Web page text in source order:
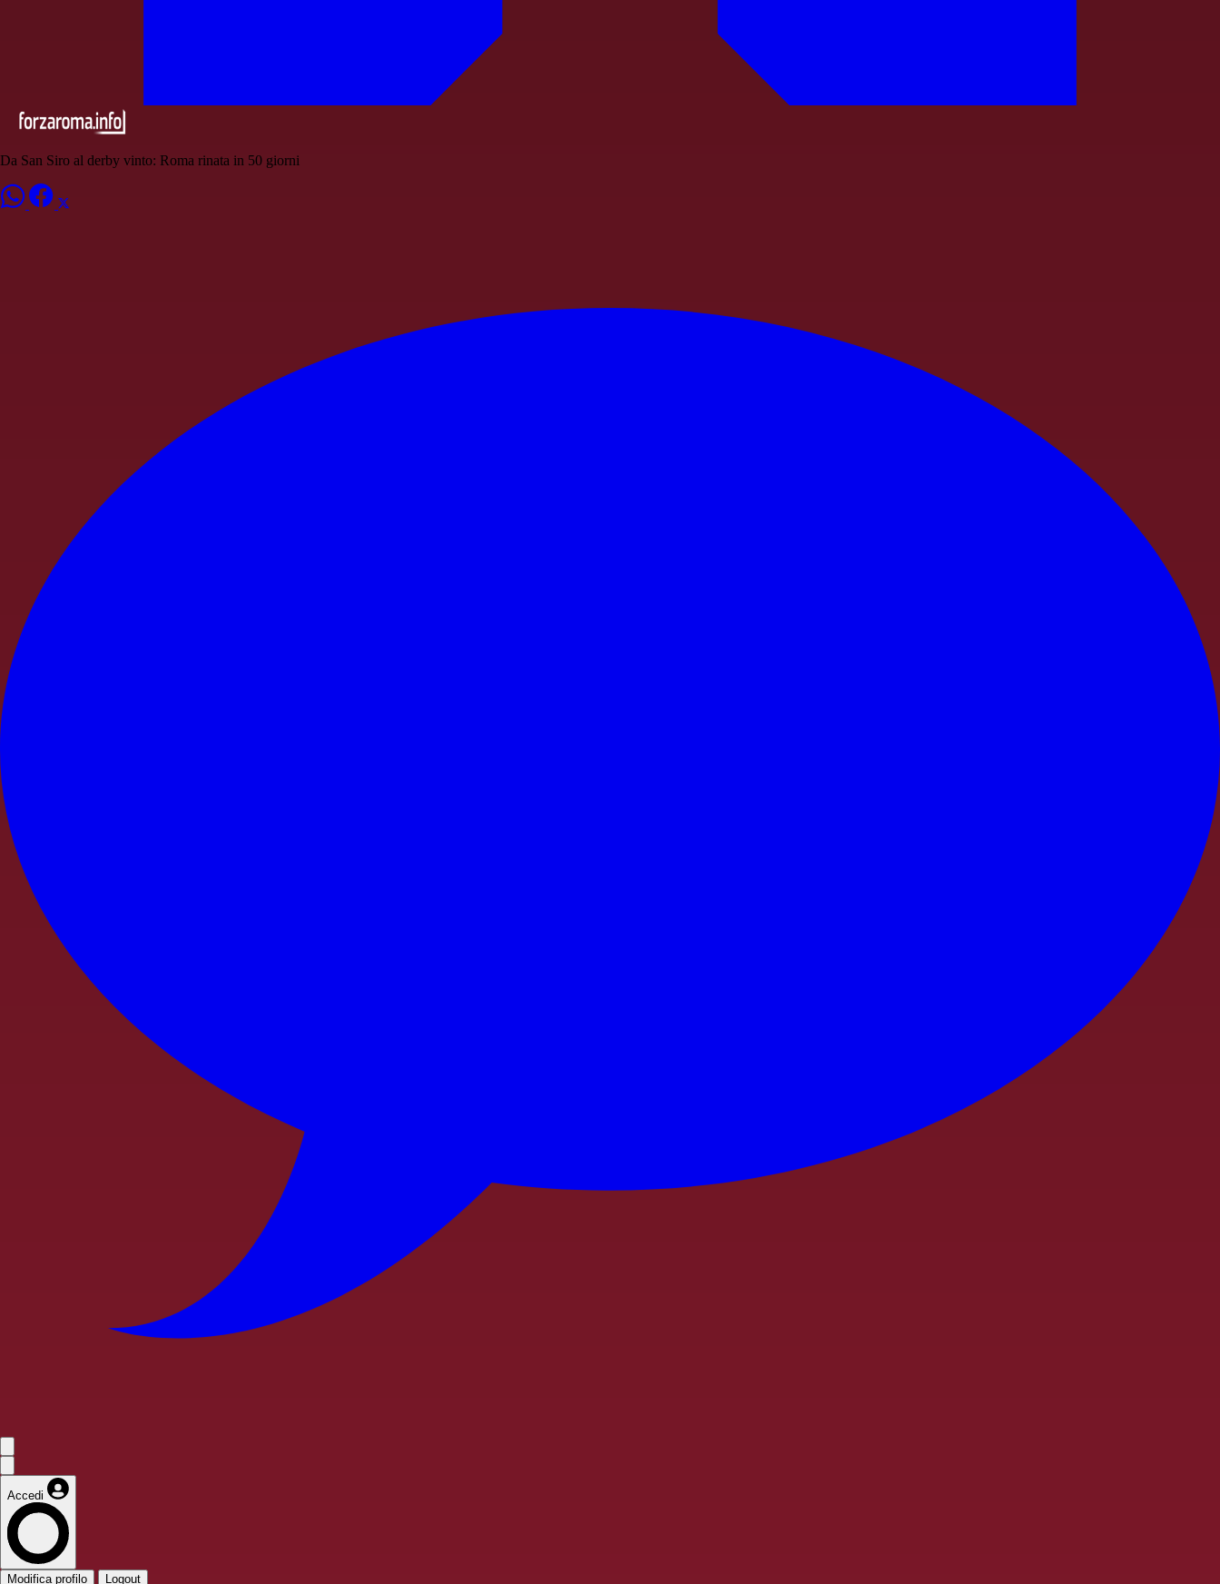
Da San Siro al derby vinto: Roma rinata in 50 giorni
Accedi
Modifica profilo Logout